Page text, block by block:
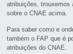
atribuições, trouxemos
sobre o CNAE acima.
Para saber como e
também o FAP que é
atribuições do CNAE.